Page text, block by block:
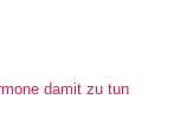
damit zu tun